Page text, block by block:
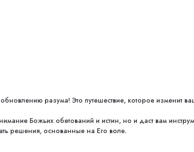
разума! Это путешествие, которое изменит
Божьих обетований и истин, но и даст вам
решения, основанные на Его воле.